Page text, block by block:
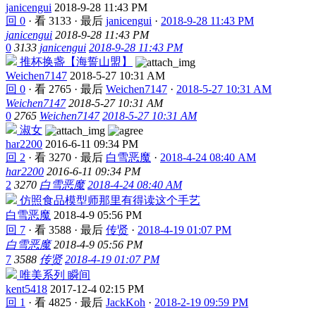
janicengui 2018-9-28 11:43 PM
回 0 · 看 3133 · 最后 janicengui · 2018-9-28 11:43 PM
janicengui 2018-9-28 11:43 PM
0 3133 janicengui 2018-9-28 11:43 PM
推杯换盏【海誓山盟】
Weichen7147 2018-5-27 10:31 AM
回 0 · 看 2765 · 最后 Weichen7147 · 2018-5-27 10:31 AM
Weichen7147 2018-5-27 10:31 AM
0 2765 Weichen7147 2018-5-27 10:31 AM
淑女
har2200 2016-6-11 09:34 PM
回 2 · 看 3270 · 最后 白雪恶魔 · 2018-4-24 08:40 AM
har2200 2016-6-11 09:34 PM
2 3270 白雪恶魔 2018-4-24 08:40 AM
仿照食品模型师那里有得读这个手艺
白雪恶魔 2018-4-9 05:56 PM
回 7 · 看 3588 · 最后 传贤 · 2018-4-19 01:07 PM
白雪恶魔 2018-4-9 05:56 PM
7 3588 传贤 2018-4-19 01:07 PM
唯美系列 瞬间
kent5418 2017-12-4 02:15 PM
回 1 · 看 4825 · 最后 JackKoh · 2018-2-19 09:59 PM